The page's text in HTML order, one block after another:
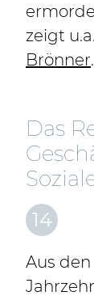
zeigt
Brönner.
Das
14
Aus